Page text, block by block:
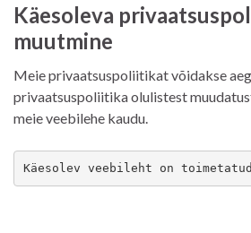
Käesoleva
muutmine
Meie privaatsuspoliitikat võidakse
privaatsuspoliitika olulistest
meie veebilehe kaudu.
Käesolev veebileht on